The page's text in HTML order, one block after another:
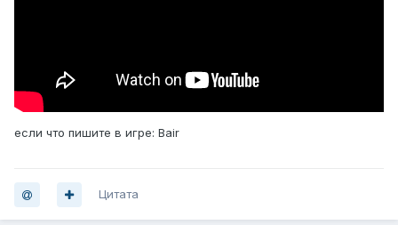
если что пишите в игре: Bair
Цитата